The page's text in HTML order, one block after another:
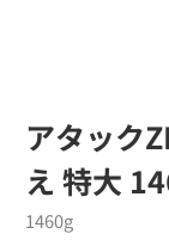
アタック
え 特大
1460g